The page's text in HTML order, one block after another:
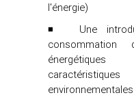
l'énergie)
◾ Une
consommation
caractéristiques